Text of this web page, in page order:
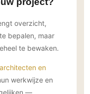
overzicht,
bepalen, maar
te bewaken.
en
werkwijze en
—